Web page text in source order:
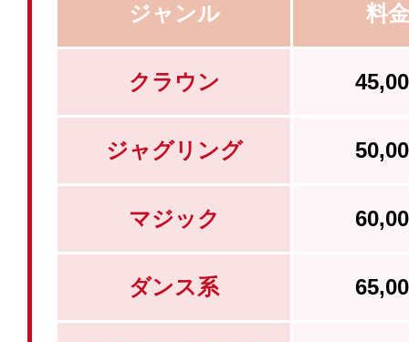
ジャンル 料
クラウン
ジャグリング
マジック
ダンス系